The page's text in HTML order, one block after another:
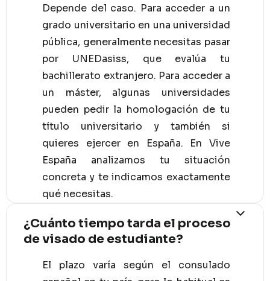
Depende del caso. Para acceder a un
grado universitario en una universidad
pública, generalmente necesitas pasar
por UNEDasiss, que evalúa tu
bachillerato extranjero. Para acceder a
un máster, algunas universidades
pueden pedir la homologación de tu
título universitario y también si
quieres ejercer en España. En Vive
España analizamos tu situación
concreta y te indicamos exactamente
qué necesitas.
¿Cuánto tiempo tarda el proceso
de visado de estudiante?
El plazo varía según el consulado